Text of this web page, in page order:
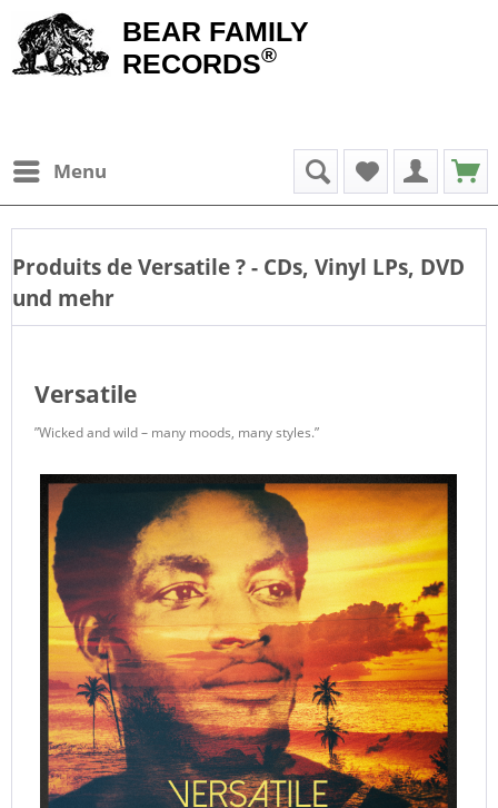
BEAR FAMILY
RECORDS®
Menu
Produits deVersatile? - CDs, Vinyl LPs, DVD
und mehr
Versatile
”Wicked and wild – many moods, many styles.”